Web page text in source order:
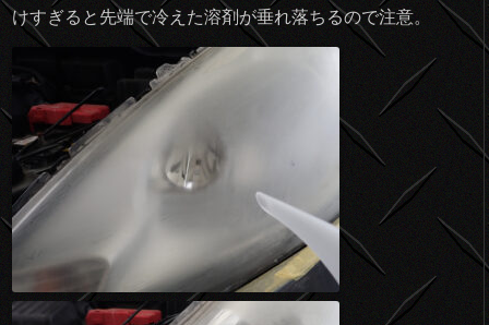
けすぎると先端で冷えた溶剤が垂れ落ちるので注意。